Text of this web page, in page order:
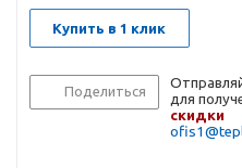
Купить в 1 клик
Поделиться
для
скидки